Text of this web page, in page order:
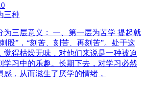
三种
为三层意义： 一、第一层为苦学 提起就
股”，“刻苦、刻苦、再刻苦”。处于这
觉得枯燥无味，对他们来说是一种被迫
学习中的乐趣。长期下去，对学习必然
感，从而滋生了厌学的情绪，